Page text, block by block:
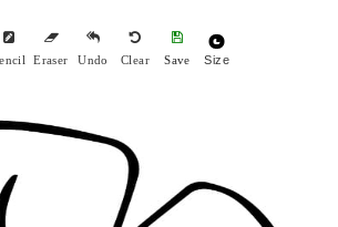
Eraser Undo Clear Save Size